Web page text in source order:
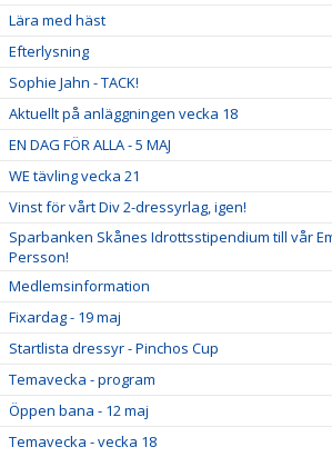
Lära med häst
Efterlysning
Sophie Jahn - TACK!
Aktuellt på anläggningen vecka 18
EN DAG FÖR ALLA - 5 MAJ
WE tävling vecka 21
Vinst för vårt Div 2-dressyrlag, igen!
Sparbanken Skånes Idrottsstipendium till vår
Persson!
Medlemsinformation
Fixardag - 19 maj
Startlista dressyr - Pinchos Cup
Temavecka - program
Öppen bana - 12 maj
Temavecka - vecka 18